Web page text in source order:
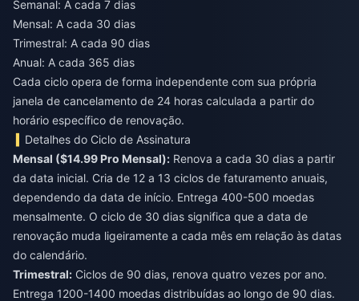
Semanal: A cada 7 dias
Mensal: A cada 30 dias
Trimestral: A cada 90 dias
Anual: A cada 365 dias
Cada ciclo opera de forma independente com sua própria
janela de cancelamento de 24 horas calculada a partir do
horário específico de renovação.
Detalhes do Ciclo de Assinatura
Mensal ($14.99 Pro Mensal): Renova a cada 30 dias a partir
da data inicial. Cria de 12 a 13 ciclos de faturamento anuais,
dependendo da data de início. Entrega 400-500 moedas
mensalmente. O ciclo de 30 dias significa que a data de
renovação muda ligeiramente a cada mês em relação às datas
do calendário.
Trimestral: Ciclos de 90 dias, renova quatro vezes por ano.
Entrega 1200-1400 moedas distribuídas ao longo de 90 dias.